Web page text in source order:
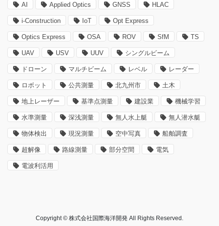
AI Applied Optics GNSS HLAC
i-Construction IoT Opt Express
Optics Express OSA ROV SfM TS
UAV USV UUV シングルビーム
ドローン マルチビーム レベル レーダー
ロボット 公共測量 北九州市 土木
地上レーザー 基準点測量 建設業 機械学習
水準測量 深浅測量 無人水上艇 無人潜水艇
物体検出 現況測量 空中写真 船舶調査
超解像 路線測量 部分空間 電気
電波利活用
Copyright © 株式会社国際海洋開発 All Rights Reserved.